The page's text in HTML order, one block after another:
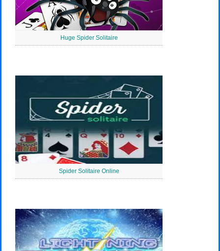
Huge Spider Solitaire
Spider Solitaire Online